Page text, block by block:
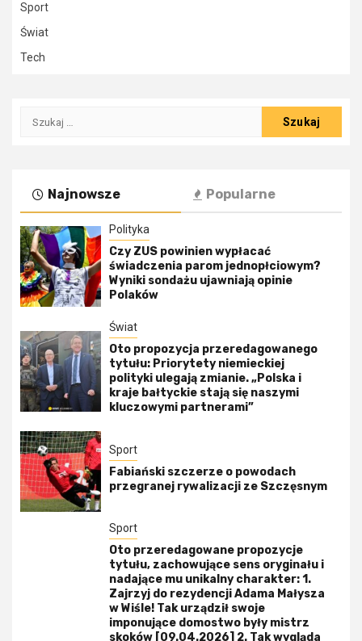
Sport
Świat
Tech
Szukaj:
Najnowsze Popularne
Polityka
Czy ZUS powinien wypłacać
świadczenia parom jednopłciowym?
Wyniki sondażu ujawniają opinie
Polaków
Świat
Oto propozycja przeredagowanego
tytułu: Priorytety niemieckiej
polityki ulegają zmianie. „Polska i
kraje bałtyckie stają się naszymi
kluczowymi partnerami”
Sport
Fabiański szczerze o powodach
przegranej rywalizacji ze Szczęsnym
Sport
Oto przeredagowane propozycje
tytułu, zachowujące sens oryginału i
nadające mu unikalny charakter: 1.
Zajrzyj do rezydencji Adama Małysza
w Wiśle! Tak urządził swoje
imponujące domostwo były mistrz
skoków [09.04.2026] 2. Tak wygląda